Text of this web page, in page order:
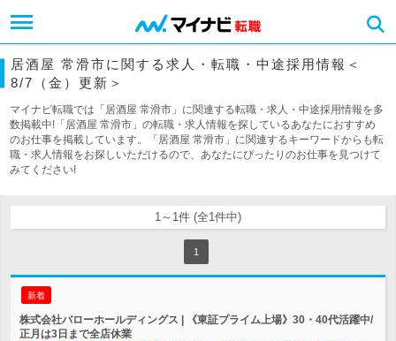
居酒屋 常滑市に関する求人・転職・中途採用情報＜
8/7（金）更新＞
マイナビ転職では「居酒屋 常滑市」に関連する転職・求人・中途採用情報を多
数掲載中!「居酒屋 常滑市」の転職・求人情報を探しているあなたにおすすめ
のお仕事を掲載しています。「居酒屋 常滑市」に関連するキーワードからも転
職・求人情報をお探しいただけるので、あなたにぴったりのお仕事を見つけて
みてください!
1～1件 (全1件中)
1
新着
株式会社バローホールディングス | 《東証プライム上場》30・40代活躍中/
正月は3日まで全店休業